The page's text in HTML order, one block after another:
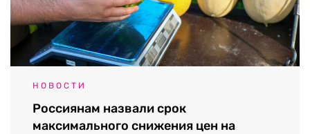
НОВОСТИ
Россиянам назвали срок
максимального снижения цен на